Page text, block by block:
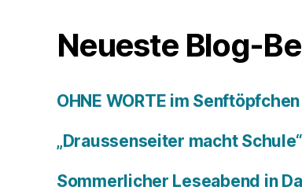
Neueste Blog-
OHNE WORTE im Senftöpfchen
„Draussenseiter macht
Sommerlicher Leseabend in